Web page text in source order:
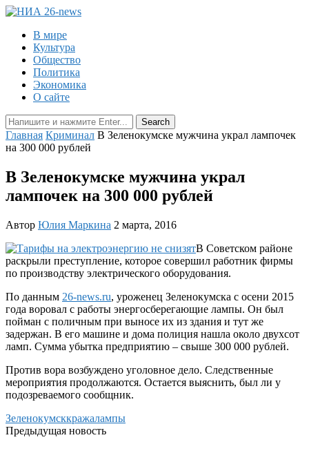
В мире
Культура
Общество
Политика
Экономика
О сайте
Главная Криминал В Зеленокумске мужчина украл лампочек
на 300 000 рублей
В Зеленокумске мужчина украл
лампочек на 300 000 рублей
Автор Юлия Маркина 2 марта, 2016
В Советском районе
раскрыли преступление, которое совершил работник фирмы
по производству электрического оборудования.
По данным 26-news.ru, уроженец Зеленокумска с осени 2015
года воровал с работы энергосберегающие лампы. Он был
пойман с поличным при выносе их из здания и тут же
задержан. В его машине и дома полиция нашла около двухсот
ламп. Сумма убытка предприятию – свыше 300 000 рублей.
Против вора возбуждено уголовное дело. Следственные
мероприятия продолжаются. Остается выяснить, был ли у
подозреваемого сообщник.
Зеленокумсккражалампы
Предыдущая новость